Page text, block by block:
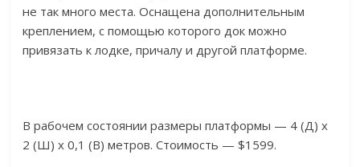
не так много места. Оснащена дополнительным
креплением, с помощью которого док можно
привязать к лодке, причалу и другой платформе.
В рабочем состоянии размеры платформы — 4 (Д) х
2 (Ш) х 0,1 (В) метров. Стоимость — $1599.